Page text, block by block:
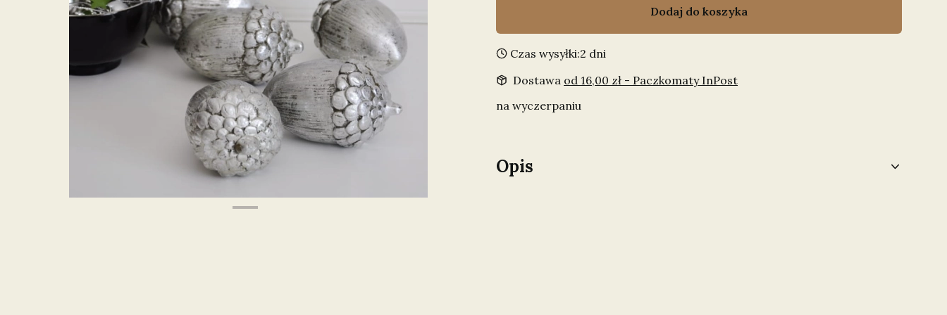
Dodaj do koszyka
Czas wysyłki:2 dni
Dostawa od 16,00 zł - Paczkomaty InPost
na wyczerpaniu
Opis